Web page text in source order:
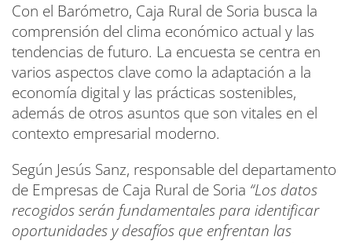
Con el Barómetro, Caja Rural de Soria busca la
comprensión del clima económico actual y las
tendencias de futuro. La encuesta se centra en
varios aspectos clave como la adaptación a la
economía digital y las prácticas sostenibles,
además de otros asuntos que son vitales en el
contexto empresarial moderno.
Según Jesús Sanz, responsable del departamento
de Empresas de Caja Rural de Soria “Los datos
recogidos serán fundamentales para identificar
oportunidades y desafíos que enfrentan las